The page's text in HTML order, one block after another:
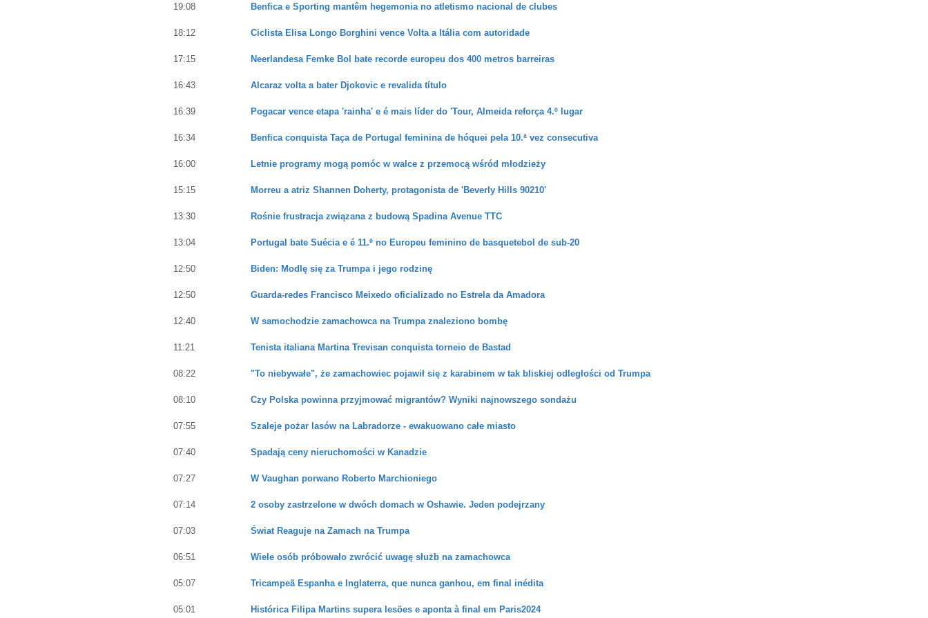
19:08 Benfica e Sporting mantêm hegemonia no atletismo nacional de clubes
18:12 Ciclista Elisa Longo Borghini vence Volta a Itália com autoridade
17:15 Neerlandesa Femke Bol bate recorde europeu dos 400 metros barreiras
16:43 Alcaraz volta a bater Djokovic e revalida título
16:39 Pogacar vence etapa 'rainha' e é mais líder do 'Tour, Almeida reforça 4.º lugar
16:34 Benfica conquista Taça de Portugal feminina de hóquei pela 10.ª vez consecutiva
16:00 Letnie programy mogą pomóc w walce z przemocą wśród młodzieży
15:15 Morreu a atriz Shannen Doherty, protagonista de 'Beverly Hills 90210'
13:30 Rośnie frustracja związana z budową Spadina Avenue TTC
13:04 Portugal bate Suécia e é 11.º no Europeu feminino de basquetebol de sub-20
12:50 Biden: Modlę się za Trumpa i jego rodzinę
12:50 Guarda-redes Francisco Meixedo oficializado no Estrela da Amadora
12:40 W samochodzie zamachowca na Trumpa znaleziono bombę
11:21 Tenista italiana Martina Trevisan conquista torneio de Bastad
08:22 "To niebywałe", że zamachowiec pojawił się z karabinem w tak bliskiej odległości od Trumpa
08:10 Czy Polska powinna przyjmować migrantów? Wyniki najnowszego sondażu
07:55 Szaleje pożar lasów na Labradorze - ewakuowano całe miasto
07:40 Spadają ceny nieruchomości w Kanadzie
07:27 W Vaughan porwano Roberto Marchioniego
07:14 2 osoby zastrzelone w dwóch domach w Oshawie. Jeden podejrzany
07:03 Świat Reaguje na Zamach na Trumpa
06:51 Wiele osób próbowało zwrócić uwagę służb na zamachowca
05:07 Tricampeã Espanha e Inglaterra, que nunca ganhou, em final inédita
05:01 Histórica Filipa Martins supera lesões e aponta à final em Paris2024